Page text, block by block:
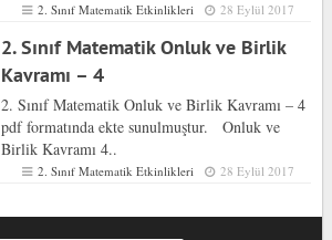
2. Sınıf Matematik Etkinlikleri 28 Eylül 2017
2. Sınıf Matematik Onluk ve Birlik
Kavramı – 4
2. Sınıf Matematik Onluk ve Birlik Kavramı – 4
pdf formatında ekte sunulmuştur. Onluk ve
Birlik Kavramı 4..
2. Sınıf Matematik Etkinlikleri 28 Eylül 2017